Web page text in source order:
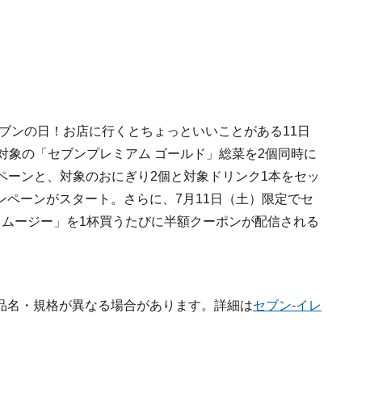
ンの日！お店に行くとちょっといいことがある11日
の「セブンプレミアム ゴールド」総菜を2個同時に
ンと、対象のおにぎり2個と対象ドリンク1本をセッ
ーンがスタート。さらに、7月11日（土）限定でセ
ージー」を1杯買うたびに半額クーポンが配信される
・規格が異なる場合があります。詳細はセブン-イレ